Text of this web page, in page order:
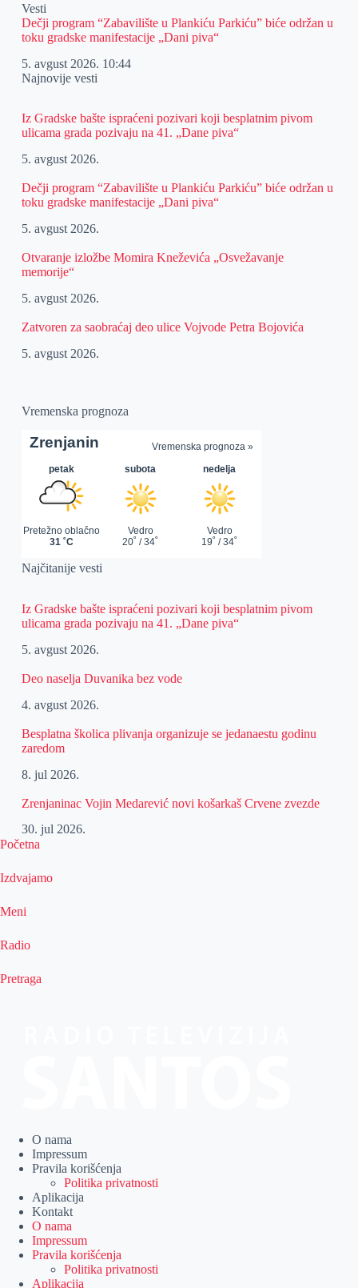
Vesti
Dečji program “Zabavilište u Plankiću Parkiću” biće održan u
toku gradske manifestacije „Dani piva“
5. avgust 2026. 10:44
Najnovije vesti
Iz Gradske bašte ispraćeni pozivari koji besplatnim pivom
ulicama grada pozivaju na 41. „Dane piva“
5. avgust 2026.
Dečji program “Zabavilište u Plankiću Parkiću” biće održan u
toku gradske manifestacije „Dani piva“
5. avgust 2026.
Otvaranje izložbe Momira Kneževića „Osvežavanje
memorije“
5. avgust 2026.
Zatvoren za saobraćaj deo ulice Vojvode Petra Bojovića
5. avgust 2026.
Vremenska prognoza
Najčitanije vesti
Iz Gradske bašte ispraćeni pozivari koji besplatnim pivom
ulicama grada pozivaju na 41. „Dane piva“
5. avgust 2026.
Deo naselja Duvanika bez vode
4. avgust 2026.
Besplatna školica plivanja organizuje se jedanaestu godinu
zaredom
8. jul 2026.
Zrenjaninac Vojin Medarević novi košarkaš Crvene zvezde
30. jul 2026.
Početna
Izdvajamo
Meni
Radio
Pretraga
O nama
Impressum
Pravila korišćenja
Politika privatnosti
Aplikacija
Kontakt
O nama
Impressum
Pravila korišćenja
Politika privatnosti
Aplikacija